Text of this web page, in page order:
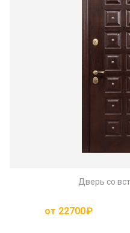
Дверь со
от 22700₽